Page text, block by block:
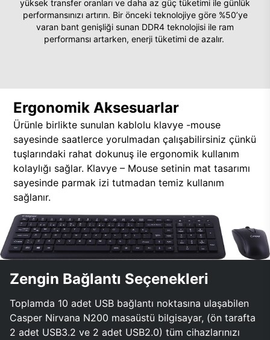
yüksek transfer oranları ve daha az güç tüketimi ile günlük
performansınızı artırın. Bir önceki teknolojiye göre %50’ye
varan bant genişliği sunan DDR4 teknolojisi ile ram
performansı artarken, enerji tüketimi de azalır.
Ergonomik Aksesuarlar
Ürünle birlikte sunulan kablolu klavye -mouse
sayesinde saatlerce yorulmadan çalışabilirsiniz çünkü
tuşlarındaki rahat dokunuş ile ergonomik kullanım
kolaylığı sağlar. Klavye – Mouse setinin mat tasarımı
sayesinde parmak izi tutmadan temiz kullanım
sağlanır.
Zengin Bağlantı Seçenekleri
Toplamda 10 adet USB bağlantı noktasına ulaşabilen
Casper Nirvana N200 masaüstü bilgisayar, (ön tarafta
2 adet USB3.2 ve 2 adet USB2.0) tüm cihazlarınızı